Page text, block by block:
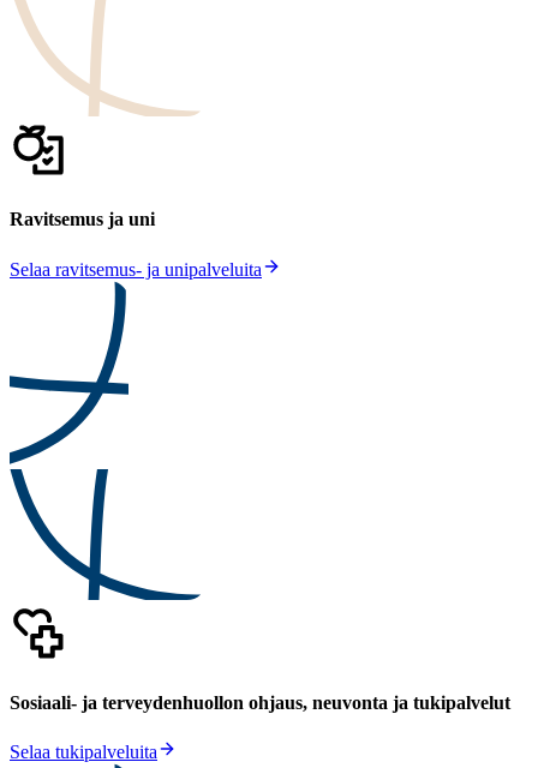
Ravitsemus ja uni
Selaa ravitsemus- ja unipalveluita
Sosiaali- ja terveydenhuollon ohjaus, neuvonta ja tukipalvelut
Selaa tukipalveluita